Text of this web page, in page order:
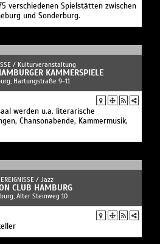
verschiedenen Spielstätten zwischen
und Sonderburg.
/ Kulturveranstaltung
KAMMERSPIELE
Hartungstraße 9-11
werden u.a. literarische
Chansonabende, Kammermusik,
EREIGNISSE / Jazz
CLUB HAMBURG
Alter Steinweg 10